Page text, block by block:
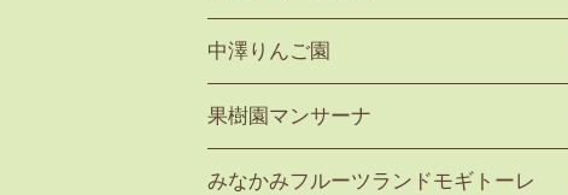
中澤りんご園
果樹園マンサーナ
みなかみフルーツランドモギトーレ